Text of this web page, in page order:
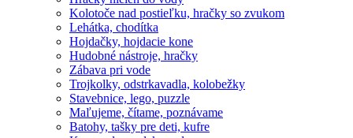
Kolotoče nad postieľku, hračky so zvukom
Lehátka, chodítka
Hojdačky, hojdacie kone
Hudobné nástroje, hračky
Zábava pri vode
Trojkolky, odstrkavadla, kolobežky
Stavebnice, lego, puzzle
Maľujeme, čítame, poznávame
Batohy, tašky pre deti, kufre